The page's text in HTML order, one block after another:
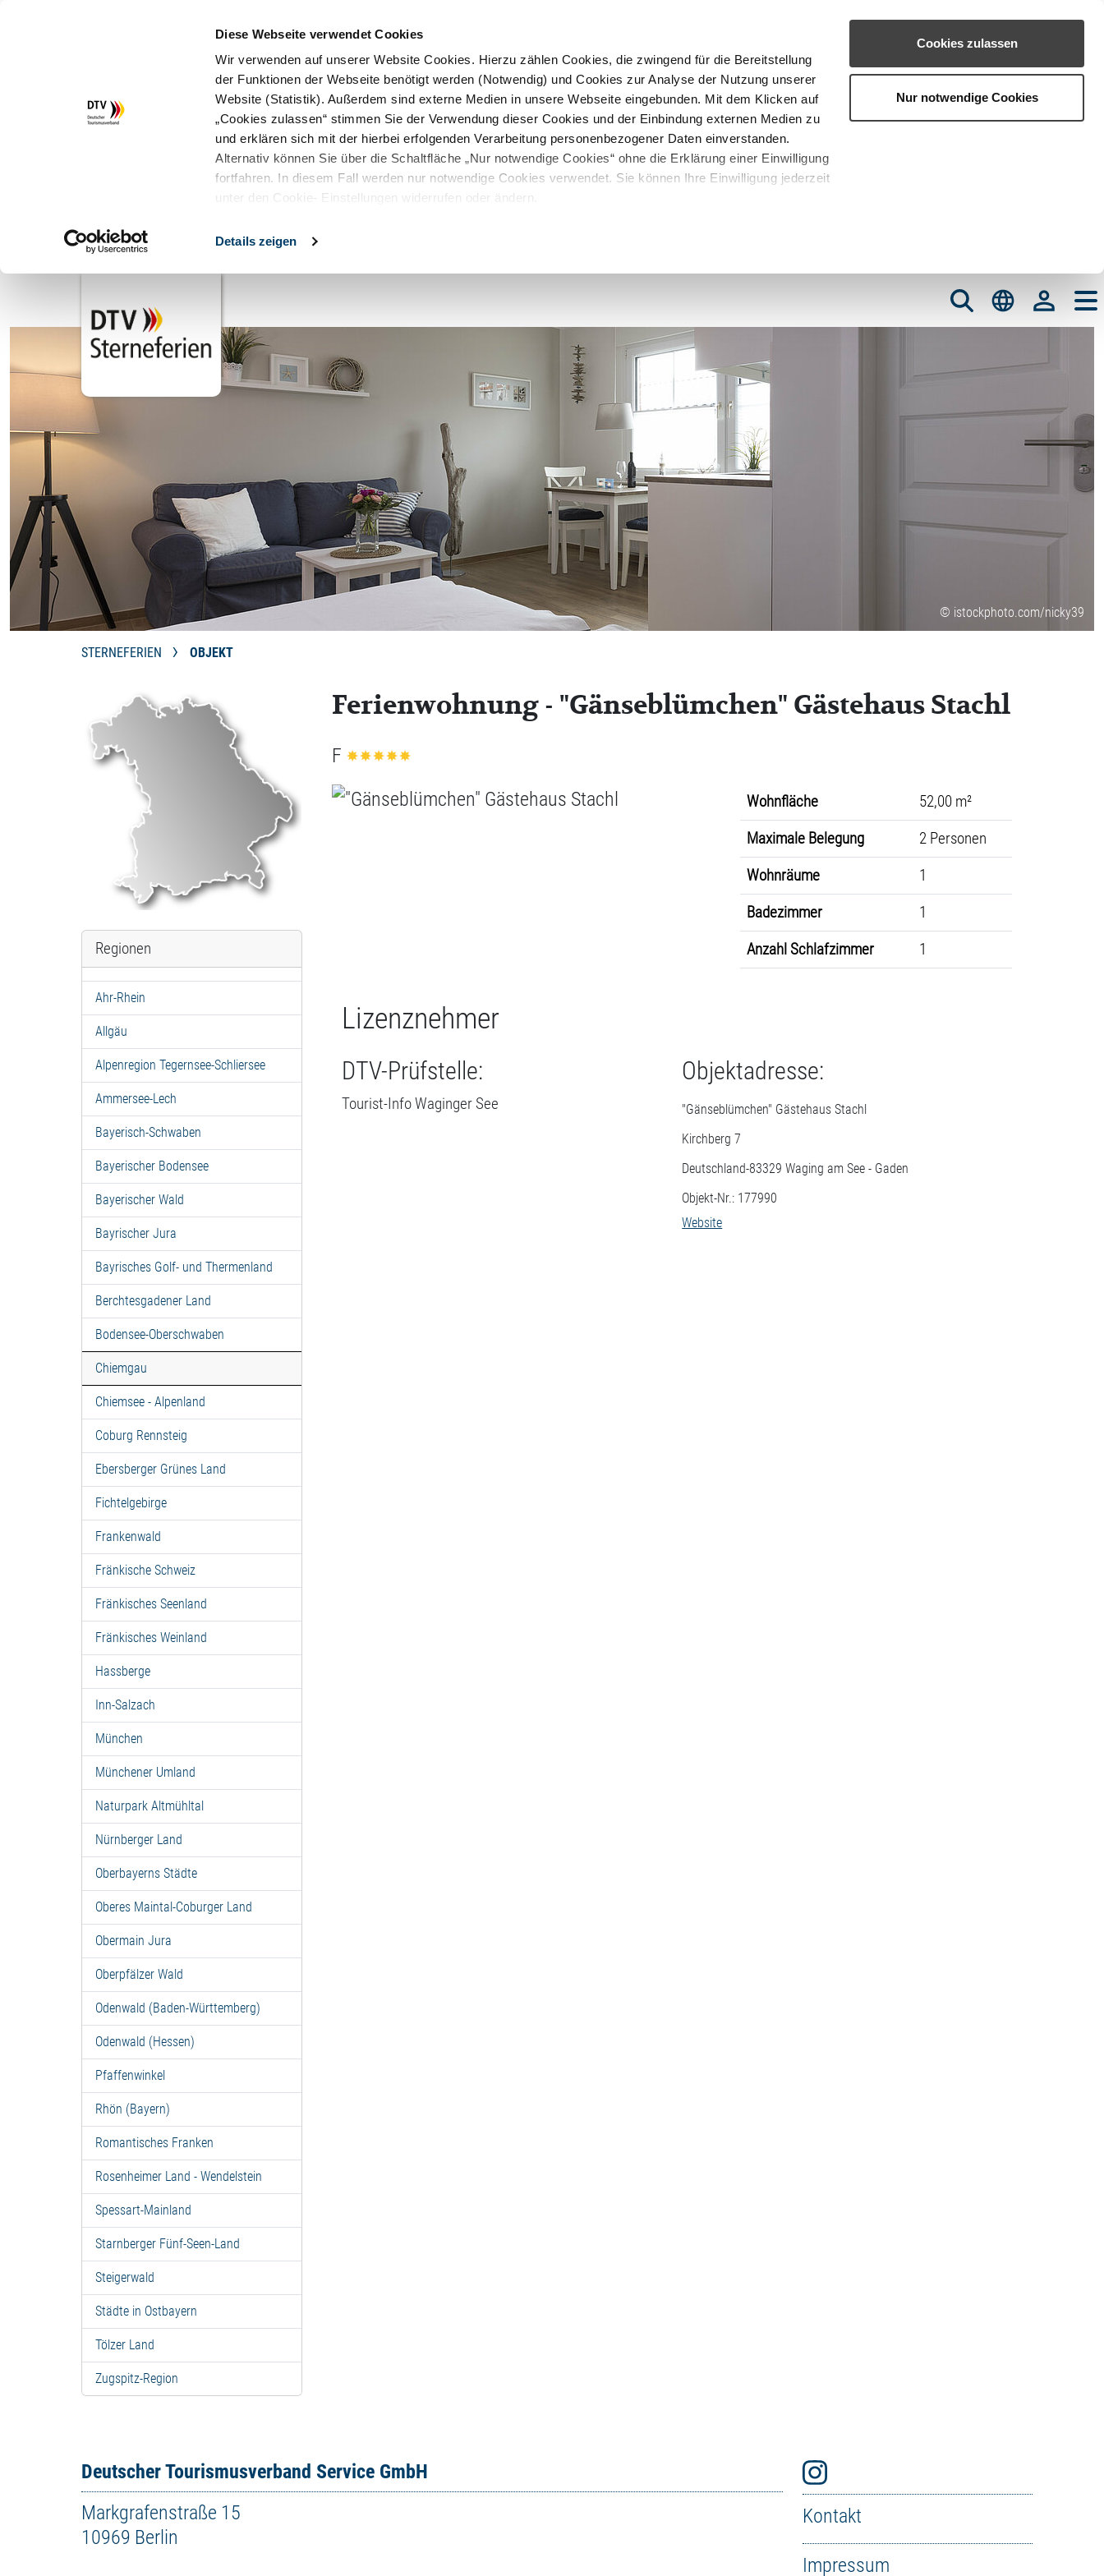
Diese Webseite verwendet Cookies
Wir verwenden auf unserer Website Cookies. Hierzu zählen Cookies, die zwingend für die Bereitstellung
der Funktionen der Webseite benötigt werden (Notwendig) und Cookies zur Analyse der Nutzung unserer
Website (Statistik). Außerdem sind externe Medien in unsere Webseite eingebunden. Mit dem Klicken auf
„Cookies zulassen“ stimmen Sie der Verwendung dieser Cookies und der Einbindung externen Medien zu
und erklären sich mit der hierbei erfolgenden Verarbeitung personenbezogener Daten einverstanden.
Alternativ können Sie über die Schaltfläche „Nur notwendige Cookies“ ohne die Erklärung einer Einwilligung
fortfahren. In diesem Fall werden nur notwendige Cookies verwendet. Sie können Ihre Einwilligung jederzeit
unter den Cookie- Einstellungen widerrufen oder ändern.
Details zeigen
Cookies zulassen
Nur notwendige Cookies
© istockphoto.com/nicky39
STERNEFERIEN OBJEKT
Regionen
Ahr-Rhein
Allgäu
Alpenregion Tegernsee-Schliersee
Ammersee-Lech
Bayerisch-Schwaben
Bayerischer Bodensee
Bayerischer Wald
Bayrischer Jura
Bayrisches Golf- und Thermenland
Berchtesgadener Land
Bodensee-Oberschwaben
Chiemgau
Chiemsee - Alpenland
Coburg Rennsteig
Ebersberger Grünes Land
Fichtelgebirge
Frankenwald
Fränkische Schweiz
Fränkisches Seenland
Fränkisches Weinland
Hassberge
Inn-Salzach
München
Münchener Umland
Naturpark Altmühltal
Nürnberger Land
Oberbayerns Städte
Oberes Maintal-Coburger Land
Obermain Jura
Oberpfälzer Wald
Odenwald (Baden-Württemberg)
Odenwald (Hessen)
Pfaffenwinkel
Rhön (Bayern)
Romantisches Franken
Rosenheimer Land - Wendelstein
Spessart-Mainland
Starnberger Fünf-Seen-Land
Steigerwald
Städte in Ostbayern
Tölzer Land
Zugspitz-Region
Ferienwohnung - "Gänseblümchen" Gästehaus Stachl
F
Wohnfläche
52,00 m²
Maximale Belegung
2 Personen
Wohnräume
1
Badezimmer
1
Anzahl Schlafzimmer
1
Lizenznehmer
DTV-Prüfstelle:
Tourist-Info Waginger See
Objektadresse:
"Gänseblümchen" Gästehaus Stachl
Kirchberg 7
Deutschland-83329 Waging am See - Gaden
Objekt-Nr.: 177990
Website
Deutscher Tourismusverband Service GmbH
Markgrafenstraße 15
10969 Berlin
Kontakt
Impressum